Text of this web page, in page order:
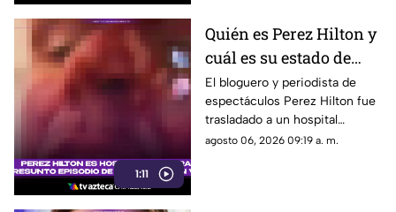
1:11
Quién es Perez Hilton y
cuál es su estado de
salud actual tras ser
hospitalizado
El bloguero y periodista de
espectáculos Perez Hilton fue
trasladado a un hospital
después de que una
agosto 06, 2026 09:19 a. m.